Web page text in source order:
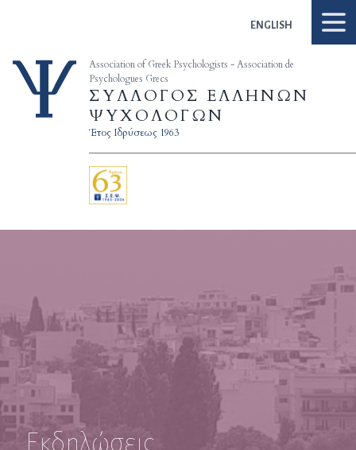
ENGLISH
Association of Greek Psychologists - Association de
Psychologues Grecs
ΣΥΛΛΟΓΟΣ ΕΛΛΗΝΩΝ
ΨΥΧΟΛΟΓΩΝ
Έτος Ιδρύσεως 1963
Εκδηλώσεις